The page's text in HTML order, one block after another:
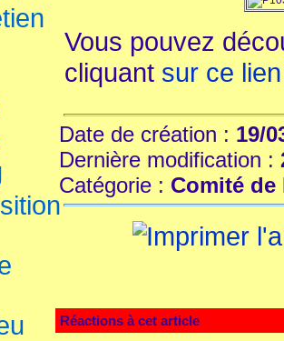
Vous pouvez
cliquant sur ce lien
Date de création : 19/
Dernière modification :
Catégorie : Comité de
Réactions à cet article